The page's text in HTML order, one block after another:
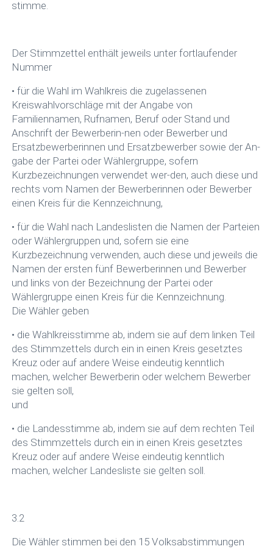
stimme.
Der Stimmzettel enthält jeweils unter fortlaufender
Nummer
• für die Wahl im Wahlkreis die zugelassenen
Kreiswahlvorschläge mit der Angabe von
Familiennamen, Rufnamen, Beruf oder Stand und
Anschrift der Bewerberin-nen oder Bewerber und
Ersatzbewerberinnen und Ersatzbewerber sowie der An-
gabe der Partei oder Wählergruppe, sofern
Kurzbezeichnungen verwendet wer-den, auch diese und
rechts vom Namen der Bewerberinnen oder Bewerber
einen Kreis für die Kennzeichnung,
• für die Wahl nach Landeslisten die Namen der Parteien
oder Wählergruppen und, sofern sie eine
Kurzbezeichnung verwenden, auch diese und jeweils die
Namen der ersten fünf Bewerberinnen und Bewerber
und links von der Bezeichnung der Partei oder
Wählergruppe einen Kreis für die Kennzeichnung.
Die Wähler geben
• die Wahlkreisstimme ab, indem sie auf dem linken Teil
des Stimmzettels durch ein in einen Kreis gesetztes
Kreuz oder auf andere Weise eindeutig kenntlich
machen, welcher Bewerberin oder welchem Bewerber
sie gelten soll,
und
• die Landesstimme ab, indem sie auf dem rechten Teil
des Stimmzettels durch ein in einen Kreis gesetztes
Kreuz oder auf andere Weise eindeutig kenntlich
machen, welcher Landesliste sie gelten soll.
3.2
Die Wähler stimmen bei den 15 Volksabstimmungen